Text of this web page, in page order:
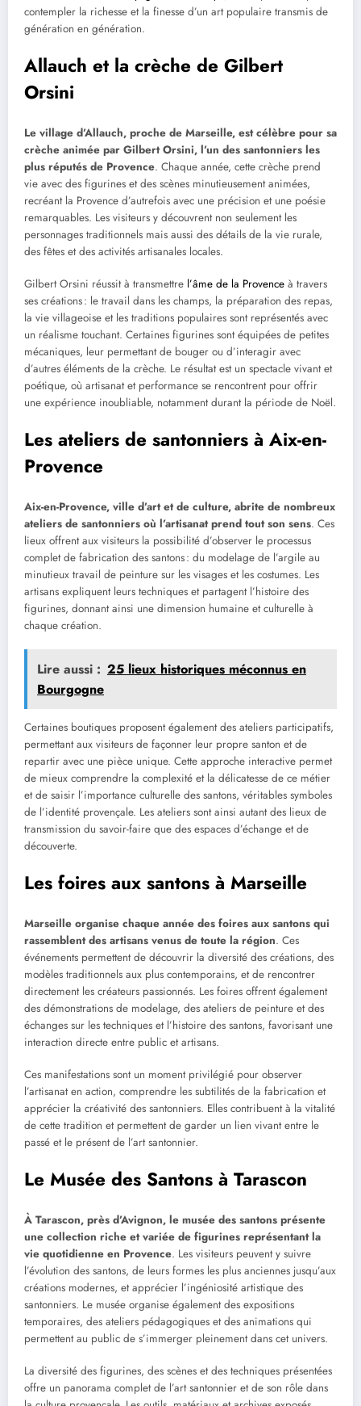
contempler la richesse et la finesse d’un art populaire transmis de
génération en génération.
Allauch et la crèche de Gilbert
Orsini
Le village d’Allauch, proche de Marseille, est célèbre pour sa
crèche animée par Gilbert Orsini, l’un des santonniers les
plus réputés de Provence. Chaque année, cette crèche prend
vie avec des figurines et des scènes minutieusement animées,
recréant la Provence d’autrefois avec une précision et une poésie
remarquables. Les visiteurs y découvrent non seulement les
personnages traditionnels mais aussi des détails de la vie rurale,
des fêtes et des activités artisanales locales.
Gilbert Orsini réussit à transmettre l’âme de la Provence à travers
ses créations : le travail dans les champs, la préparation des repas,
la vie villageoise et les traditions populaires sont représentés avec
un réalisme touchant. Certaines figurines sont équipées de petites
mécaniques, leur permettant de bouger ou d’interagir avec
d’autres éléments de la crèche. Le résultat est un spectacle vivant et
poétique, où artisanat et performance se rencontrent pour offrir
une expérience inoubliable, notamment durant la période de Noël.
Les ateliers de santonniers à Aix-en-
Provence
Aix-en-Provence, ville d’art et de culture, abrite de nombreux
ateliers de santonniers où l’artisanat prend tout son sens. Ces
lieux offrent aux visiteurs la possibilité d’observer le processus
complet de fabrication des santons : du modelage de l’argile au
minutieux travail de peinture sur les visages et les costumes. Les
artisans expliquent leurs techniques et partagent l’histoire des
figurines, donnant ainsi une dimension humaine et culturelle à
chaque création.
Lire aussi : 25 lieux historiques méconnus en
Bourgogne
Certaines boutiques proposent également des ateliers participatifs,
permettant aux visiteurs de façonner leur propre santon et de
repartir avec une pièce unique. Cette approche interactive permet
de mieux comprendre la complexité et la délicatesse de ce métier
et de saisir l’importance culturelle des santons, véritables symboles
de l’identité provençale. Les ateliers sont ainsi autant des lieux de
transmission du savoir-faire que des espaces d’échange et de
découverte.
Les foires aux santons à Marseille
Marseille organise chaque année des foires aux santons qui
rassemblent des artisans venus de toute la région. Ces
événements permettent de découvrir la diversité des créations, des
modèles traditionnels aux plus contemporains, et de rencontrer
directement les créateurs passionnés. Les foires offrent également
des démonstrations de modelage, des ateliers de peinture et des
échanges sur les techniques et l’histoire des santons, favorisant une
interaction directe entre public et artisans.
Ces manifestations sont un moment privilégié pour observer
l’artisanat en action, comprendre les subtilités de la fabrication et
apprécier la créativité des santonniers. Elles contribuent à la vitalité
de cette tradition et permettent de garder un lien vivant entre le
passé et le présent de l’art santonnier.
Le Musée des Santons à Tarascon
À Tarascon, près d’Avignon, le musée des santons présente
une collection riche et variée de figurines représentant la
vie quotidienne en Provence. Les visiteurs peuvent y suivre
l’évolution des santons, de leurs formes les plus anciennes jusqu’aux
créations modernes, et apprécier l’ingéniosité artistique des
santonniers. Le musée organise également des expositions
temporaires, des ateliers pédagogiques et des animations qui
permettent au public de s’immerger pleinement dans cet univers.
La diversité des figurines, des scènes et des techniques présentées
offre un panorama complet de l’art santonnier et de son rôle dans